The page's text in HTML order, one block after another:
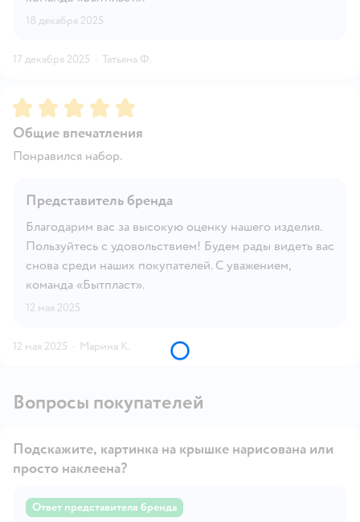
18 декабря 2025
17 декабря 2025 · Татьяна Ф.
Рейтинг:5
Общие впечатления
Понравился набор.
Представитель бренда
Благодарим вас за высокую оценку нашего изделия.
Пользуйтесь с удовольствием! Будем рады видеть вас
снова среди наших покупателей. С уважением,
команда «Бытпласт».
12 мая 2025
12 мая 2025 · Марина К.
Вопросы покупателей
Подскажите, картинка на крышке нарисована или
просто наклеена?
Ответ представителя бренда